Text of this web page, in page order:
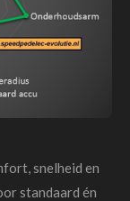
snelheid en
standaard én